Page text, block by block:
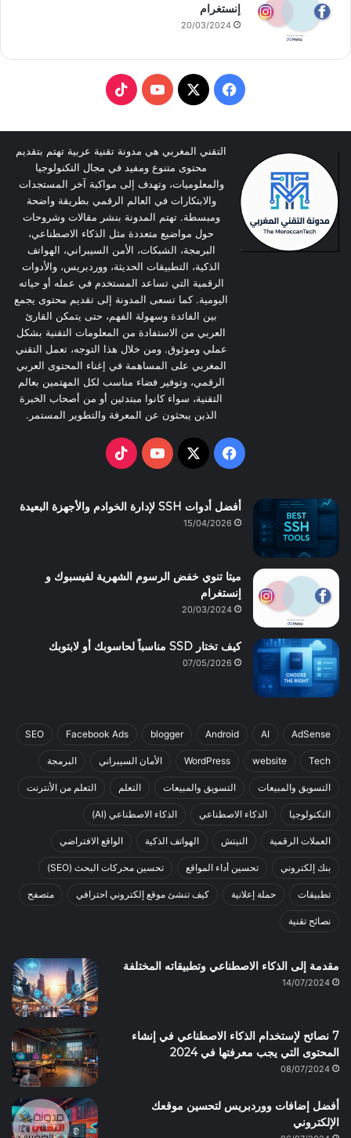
إنستغرام
20/03/2024
F
c
e
b
o
o
k
X
Y
u
T
u
b
e
T
k
T
o
k
التقني المغربي هي مدونة تقنية عربية تهتم بتقديم
محتوى متنوع ومفيد في مجال التكنولوجيا
والمعلوميات، وتهدف إلى مواكبة آخر المستجدات
والابتكارات في العالم الرقمي بطريقة واضحة
ومبسطة. تهتم المدونة بنشر مقالات وشروحات
حول مواضيع متعددة مثل الذكاء الاصطناعي،
البرمجة، الشبكات، الأمن السيبراني، الهواتف
الذكية، التطبيقات الحديثة، ووردبريس، والأدوات
الرقمية التي تساعد المستخدم في عمله أو حياته
اليومية. كما تسعى المدونة إلى تقديم محتوى يجمع
بين الفائدة وسهولة الفهم، حتى يتمكن القارئ
العربي من الاستفادة من المعلومات التقنية بشكل
عملي وموثوق. ومن خلال هذا التوجه، تعمل التقني
المغربي على المساهمة في إغناء المحتوى العربي
الرقمي، وتوفير فضاء مناسب لكل المهتمين بعالم
التقنية، سواء كانوا مبتدئين أو من أصحاب الخبرة
الذين يبحثون عن المعرفة والتطوير المستمر.
Facebook
X
YouTube
TikTok
أفضل أدوات SSH لإدارة الخوادم والأجهزة البعيدة
15/04/2026
ميتا تنوي خفض الرسوم الشهرية لفيسبوك و
إنستغرام
20/03/2024
كيف تختار SSD مناسباً لحاسوبك أو لابتوبك
07/05/2026
AdSense
AI
Android
blogger
Facebook Ads
SEO
Tech
website
WordPress الأمان السيبراني البرمجة
التسويق والمبيعات التسويق والمبيعات التعلم التعلم من الأنترنت
التكنولوجيا الذكاء الاصطناعي الذكاء الاصطناعي (AI)
العملات الرقمية النيتش الهواتف الذكية الواقع الافتراضي
بنك إلكتروني تحسين أداء المواقع تحسين محركات البحث (SEO)
تطبيقات حملة إعلانية كيف تنشئ موقع إلكتروني احترافي متصفح
نصائح تقنية
مقدمة إلى الذكاء الاصطناعي وتطبيقاته المختلفة
14/07/2024
7 نصائح لإستخدام الذكاء الاصطناعي في إنشاء
المحتوى التي يجب معرفتها في 2024
08/07/2024
أفضل إضافات ووردبريس لتحسين موقعك
الإلكتروني